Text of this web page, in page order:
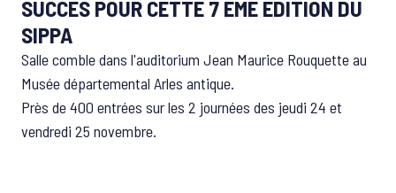
SUCCES POUR CETTE 7 EME EDITION DU
SIPPA
Salle comble dans l'auditorium Jean Maurice Rouquette au
Musée départemental Arles antique.
Près de 400 entrées sur les 2 journées des jeudi 24 et
vendredi 25 novembre.